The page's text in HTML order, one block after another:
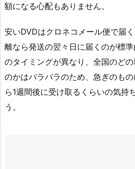
額になる心配もありません。
安いDVDはクロネコメール便で届
離なら発送の翌々日に届くのが標
のタイミングが異なり、全国のど
のかはバラバラのため、急ぎのも
ら1週間後に受け取るくらいの気持
う。